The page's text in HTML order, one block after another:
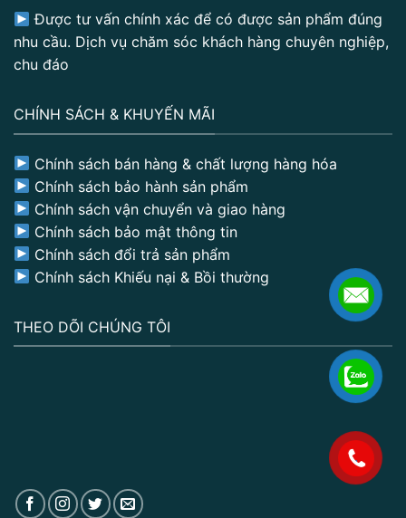
Được tư vấn chính xác để có được sản phẩm đúng
nhu cầu. Dịch vụ chăm sóc khách hàng chuyên nghiệp,
chu đáo
CHÍNH SÁCH & KHUYẾN MÃI
Chính sách bán hàng & chất lượng hàng hóa
Chính sách bảo hành sản phẩm
Chính sách vận chuyển và giao hàng
Chính sách bảo mật thông tin
Chính sách đổi trả sản phẩm
Chính sách Khiếu nại & Bồi thường
THEO DÕI CHÚNG TÔI
.